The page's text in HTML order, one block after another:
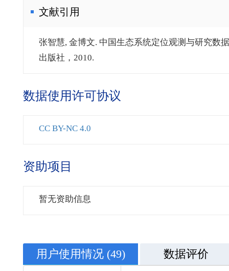
文献引用
张智慧, 金博文. 中国生态系统定位观测与研究数
出版社，2010.
数据使用许可协议
CC BY-NC 4.0
资助项目
暂无资助信息
用户使用情况 (49) 数据评价